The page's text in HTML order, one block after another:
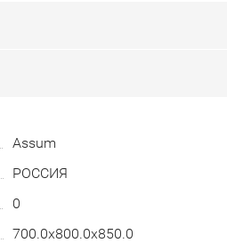
Assum
РОССИЯ
0
700.0x800.0x850.0